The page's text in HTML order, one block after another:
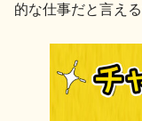
的な仕事だと言える